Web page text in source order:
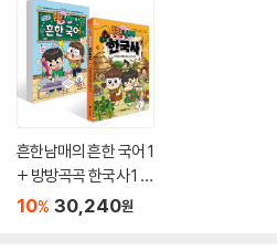
흔한남매의 흔한 국어 1
+ 방방곡곡 한국사 1 세
트
10% 30,240원